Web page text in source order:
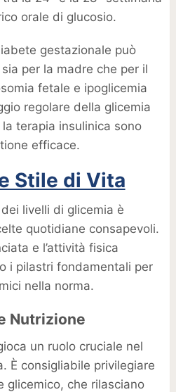
orale di glucosio.
gestazionale può
per la madre che per il
fetale e ipoglicemia
regolare della glicemia
terapia insulinica sono
efficace.
Stile di Vita
livelli di glicemia è
quotidiane consapevoli.
e l’attività fisica
i pilastri fondamentali per
nella norma.
Nutrizione
un ruolo cruciale nel
È consigliabile privilegiare
glicemico, che rilasciano